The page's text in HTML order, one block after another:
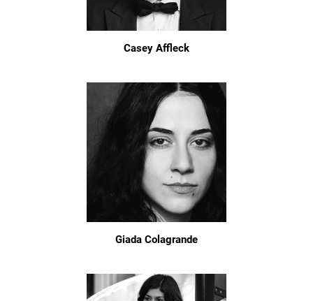
Casey Affleck
Giada Colagrande